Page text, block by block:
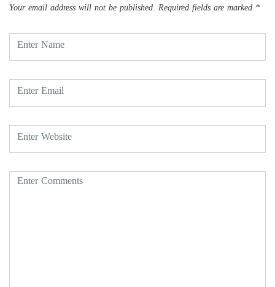
Your email address will not be published. Required fields are marked *